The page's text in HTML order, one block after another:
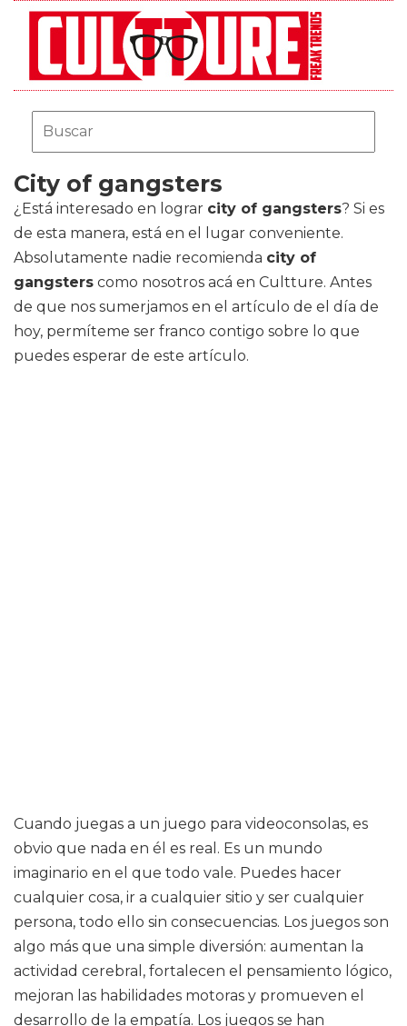
City of gangsters
¿Está interesado en lograr city of gangsters? Si es
de esta manera, está en el lugar conveniente.
Absolutamente nadie recomienda city of
gangsters como nosotros acá en Cultture. Antes
de que nos sumerjamos en el artículo de el día de
hoy, permíteme ser franco contigo sobre lo que
puedes esperar de este artículo.
Cuando juegas a un juego para videoconsolas, es
obvio que nada en él es real. Es un mundo
imaginario en el que todo vale. Puedes hacer
cualquier cosa, ir a cualquier sitio y ser cualquier
persona, todo ello sin consecuencias. Los juegos son
algo más que una simple diversión: aumentan la
actividad cerebral, fortalecen el pensamiento lógico,
mejoran las habilidades motoras y promueven el
desarrollo de la empatía. Los juegos se han